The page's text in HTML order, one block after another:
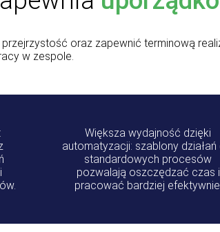
oraz zapewnić terminową
w zespole.
Większa wydajność dzięki
automatyzacji: szablony działań
standardowych procesów
pozwalają oszczędzać czas i
pracować bardziej